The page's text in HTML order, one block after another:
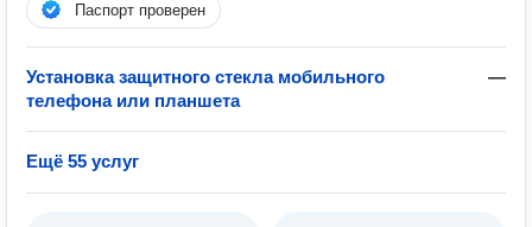
Паспорт проверен
Установка защитного стекла мобильного
телефона или планшета
—
Ещё 55 услуг